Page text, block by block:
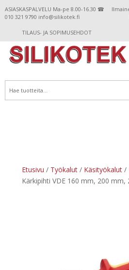
ASIASKASPALVELU Ma-pe 8.00-16.30 ☎
010 321 9790 info@silikotek.fi
TILAUS- JA SOPIMUSEHDOT
Etusivu / Työkalut/ Käsityökalut/
Kärkipihti VDE 160 mm, 200 mm,